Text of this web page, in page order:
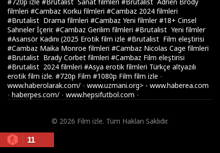
filmleri #Cambaz Korku filmleri #Cambaz 2024 filmleri
#Brutalist Drama filmleri #Cambaz Yeni filmler#18+ Cinsel
Sahneler İçerir. #Cambaz Gerilim filmleri #Brutalist Yeni filmler
#Asansör Kadını (2025 Erotik film izle #Brutalist Film eleştirisi
#Cambaz Maika Monroe filmleri #Cambaz Nicolas Cage filmleri
#Brutalist Brady Corbet filmleri #Cambaz Film eleştirisi
#Brutalist 2024 filmleri #Asya erotik filmleri Türkçe altyazılı
erotik film izle. #720p Film #1080p Film film izle -
www.haberolarak.com/ - www.uzmani.org> - www.haberea.com
- haberpes.com/ - www.hepsifutbol.com -
© 2026 Film izle. Tüm Hakları Saklıdır.
11